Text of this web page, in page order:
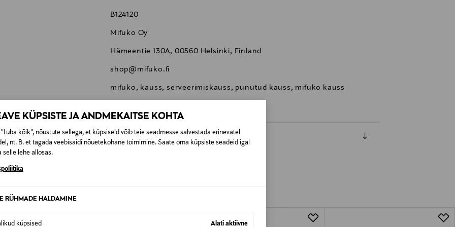
KÜPSISTE JA ANDMEKAITSE KOHTA
kõik", nõustute sellega, et küpsiseid võib teie seadmesse salvestada erinevatel
nt. B. et tagada veebisaidi nõuetekohane toimimine. Saate oma küpsiste seadeid igal
selle lehe allosas.
RÜHMADE HALDAMINE
küpsised Alati aktiivne
B124120
Mifuko Oy
Hämeentie 130A, 00560 Helsinki, Finland
shop@mifuko.fi
mifuko, kauss, serveerimiskauss, punutud kauss, mifuko kauss
KA